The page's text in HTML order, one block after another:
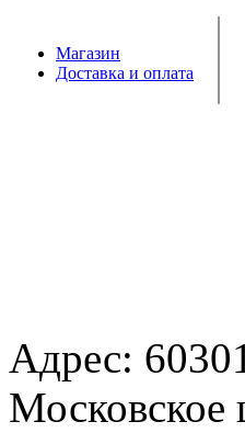
Магазин
Доставка и оплата
Адрес:
Московское